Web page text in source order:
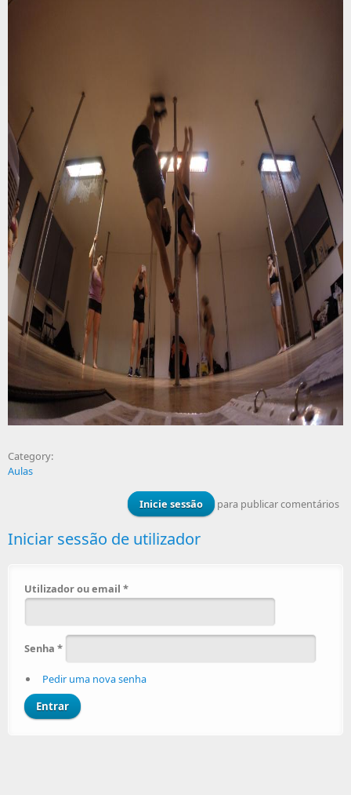
Category:
Aulas
Inicie sessão para publicar comentários
Iniciar sessão de utilizador
Utilizador ou email *
Senha *
Pedir uma nova senha